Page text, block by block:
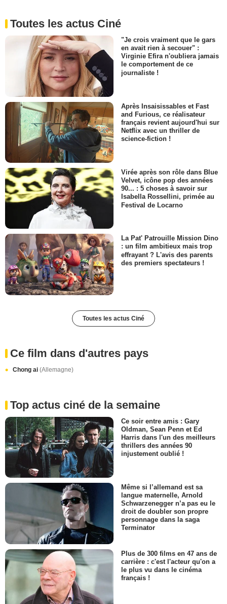
Toutes les actus Ciné
"Je crois vraiment que le gars
en avait rien à secouer" :
Virginie Efira n'oubliera jamais
le comportement de ce
journaliste !
Après Insaisissables et Fast
and Furious, ce réalisateur
français revient aujourd'hui sur
Netflix avec un thriller de
science-fiction !
Virée après son rôle dans Blue
Velvet, icône pop des années
90... : 5 choses à savoir sur
Isabella Rossellini, primée au
Festival de Locarno
La Pat' Patrouille Mission Dino
: un film ambitieux mais trop
effrayant ? L'avis des parents
des premiers spectateurs !
Toutes les actus Ciné
Ce film dans d'autres pays
Chong ai (Allemagne)
Top actus ciné de la semaine
Ce soir entre amis : Gary
Oldman, Sean Penn et Ed
Harris dans l'un des meilleurs
thrillers des années 90
injustement oublié !
Même si l’allemand est sa
langue maternelle, Arnold
Schwarzenegger n’a pas eu le
droit de doubler son propre
personnage dans la saga
Terminator
Plus de 300 films en 47 ans de
carrière : c'est l'acteur qu'on a
le plus vu dans le cinéma
français !